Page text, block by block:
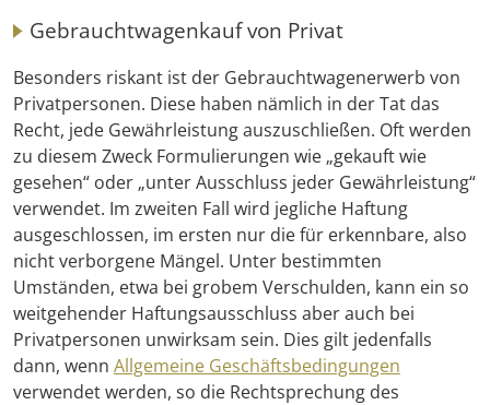
Gebrauchtwagenkauf von Privat
Besonders riskant ist der Gebrauchtwagenerwerb von
Privatpersonen. Diese haben nämlich in der Tat das
Recht, jede Gewährleistung auszuschließen. Oft werden
zu diesem Zweck Formulierungen wie „gekauft wie
gesehen“ oder „unter Ausschluss jeder Gewährleistung“
verwendet. Im zweiten Fall wird jegliche Haftung
ausgeschlossen, im ersten nur die für erkennbare, also
nicht verborgene Mängel. Unter bestimmten
Umständen, etwa bei grobem Verschulden, kann ein so
weitgehender Haftungsausschluss aber auch bei
Privatpersonen unwirksam sein. Dies gilt jedenfalls
dann, wenn Allgemeine Geschäftsbedingungen
verwendet werden, so die Rechtsprechung des